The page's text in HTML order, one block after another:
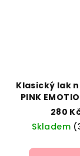
Klasický lak
PINK
280
Skladem